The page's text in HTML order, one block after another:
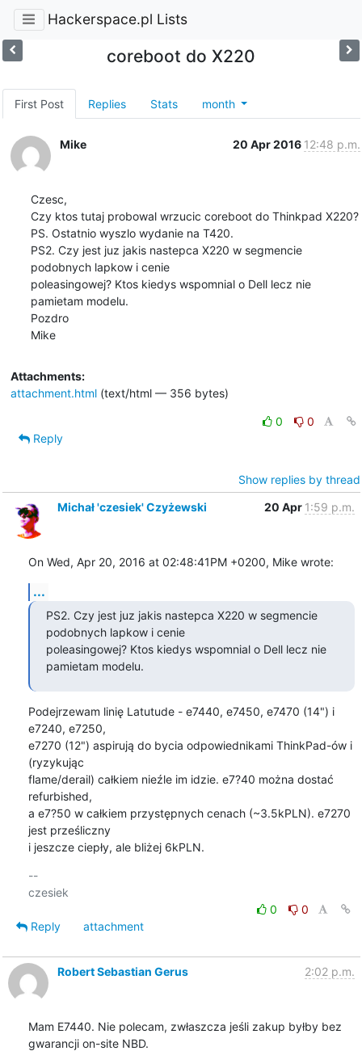
Hackerspace.pl Lists
coreboot do X220
First Post Replies Stats month
Mike 20 Apr 2016 12:48 p.m.
Czesc,
Czy ktos tutaj probowal wrzucic coreboot do Thinkpad X220?
PS. Ostatnio wyszlo wydanie na T420.
PS2. Czy jest juz jakis nastepca X220 w segmencie
podobnych lapkow i cenie
poleasingowej? Ktos kiedys wspomnial o Dell lecz nie
pamietam modelu.
Pozdro
Mike
Attachments:
attachment.html(text/html — 356 bytes)
0
0
Reply
Show replies by thread
Michał 'czesiek' Czyżewski
20 Apr 1:59 p.m.
On Wed, Apr 20, 2016 at 02:48:41PM +0200, Mike wrote:
...
PS2. Czy jest juz jakis nastepca X220 w segmencie
podobnych lapkow i cenie
poleasingowej? Ktos kiedys wspomnial o Dell lecz nie
pamietam modelu.
Podejrzewam linię Latutude - e7440, e7450, e7470 (14") i
e7240, e7250,
e7270 (12") aspirują do bycia odpowiednikami ThinkPad-ów i
(ryzykując
flame/derail) całkiem nieźle im idzie. e7?40 można dostać
refurbished,
a e7?50 w całkiem przystępnych cenach (~3.5kPLN). e7270
jest prześliczny
i jeszcze ciepły, ale bliżej 6kPLN.
--
0
0
Reply
attachment
Robert Sebastian Gerus 2:02 p.m.
Mam E7440. Nie polecam, zwłaszcza jeśli zakup byłby bez
gwarancji on-site NBD.